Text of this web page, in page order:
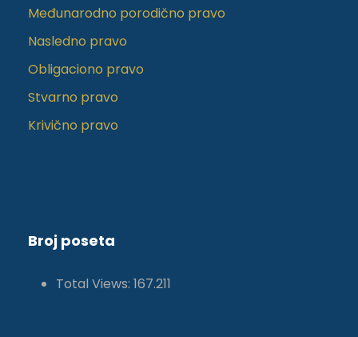
Međunarodno porodično pravo
Nasledno pravo
Obligaciono pravo
Stvarno pravo
Krivično pravo
Broj poseta
Total Views: 167.211